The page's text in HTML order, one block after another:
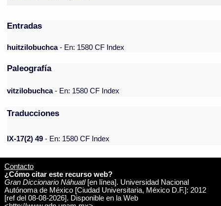
Entradas
huitzilobuchca- En: 1580 CF Index
Paleografía
vitzilobuchca- En: 1580 CF Index
Traducciones
IX-17(2) 49 - En: 1580 CF Index
Contacto
¿Cómo citar este recurso web?
Gran Diccionario Náhuatl[en línea]. Universidad Nacional
Autónoma de México [Ciudad Universitaria, México D.F.]: 2012
[ref del 08-08-2026]. Disponible en la Web